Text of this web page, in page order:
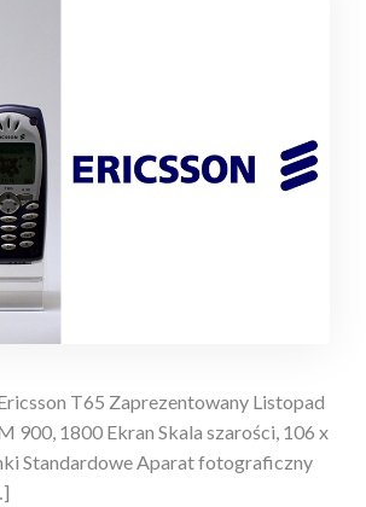
T65 Zaprezentowany Listopad
900, 1800 Ekran Skala szarości, 106 x
Standardowe Aparat fotograficzny